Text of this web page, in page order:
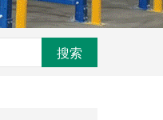
搜索